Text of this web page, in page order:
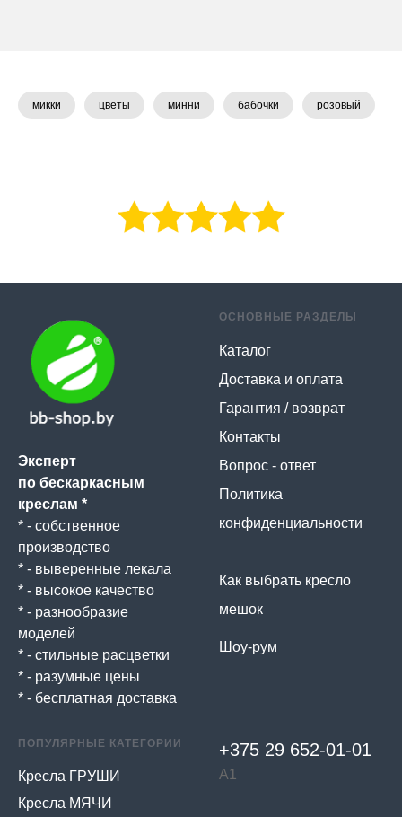
микки цветы минни бабочки розовый
Эксперт
по бескаркасным
креслам *
* - собственное
производство
* - выверенные лекала
* - высокое качество
* - разнообразие
моделей
* - стильные расцветки
* - разумные цены
* - бесплатная доставка
ОСНОВНЫЕ РАЗДЕЛЫ
Каталог
Доставка и оплата
Гарантия / возврат
Контакты
Вопрос - ответ
Политика
конфиденциальности
Как выбрать кресло
мешок
Шоу-рум
ПОПУЛЯРНЫЕ КАТЕГОРИИ
Кресла ГРУШИ
Кресла МЯЧИ
+375 29 652-01-01
А1